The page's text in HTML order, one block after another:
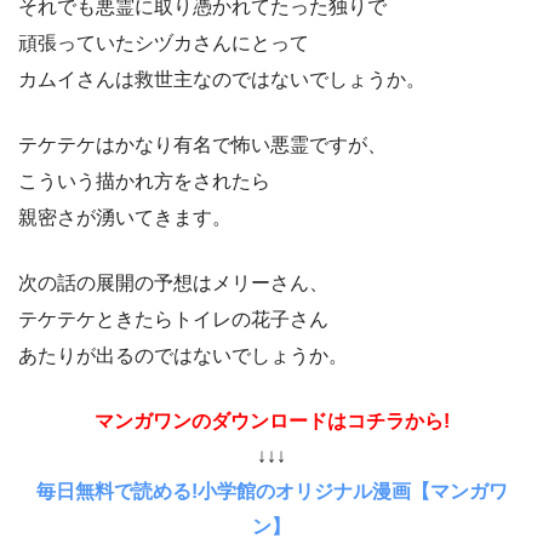
それでも悪霊に取り憑かれてたった独りで
頑張っていたシヅカさんにとって
カムイさんは救世主なのではないでしょうか。
テケテケはかなり有名で怖い悪霊ですが、
こういう描かれ方をされたら
親密さが湧いてきます。
次の話の展開の予想はメリーさん、
テケテケときたらトイレの花子さん
あたりが出るのではないでしょうか。
マンガワンのダウンロードはコチラから!
↓↓↓
毎日無料で読める!小学館のオリジナル漫画【マンガワ
ン】